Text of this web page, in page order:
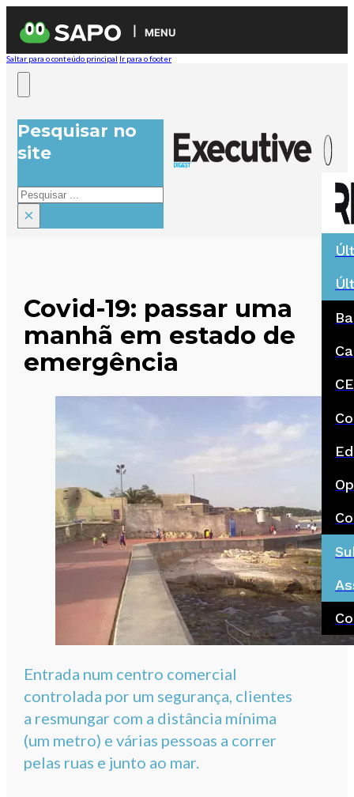
MENU
Saltar para o conteúdo principal Ir para o footer
Pesquisar no
site
Pesquisar
×
Covid-19: passar uma
manhã em estado de
emergência
Entrada num centro comercial
controlada por um segurança, clientes
a resmungar com a distância mínima
(um metro) e várias pessoas a correr
pelas ruas e junto ao mar.